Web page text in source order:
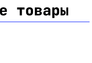
товары